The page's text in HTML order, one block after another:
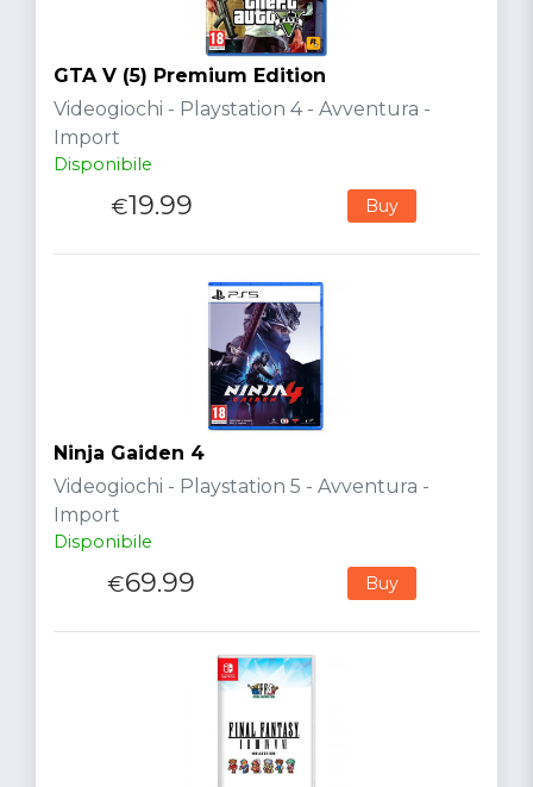
GTA V (5) Premium Edition
Videogiochi - Playstation 4 - Avventura -
Import
Disponibile
€19.99 Buy
Ninja Gaiden 4
Videogiochi - Playstation 5 - Avventura -
Import
Disponibile
€69.99 Buy